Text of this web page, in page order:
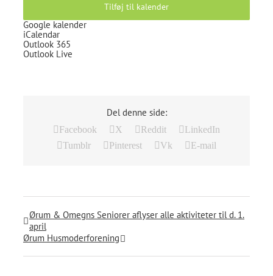
Tilføj til kalender
Google kalender
iCalendar
Outlook 365
Outlook Live
Del denne side:
Facebook X Reddit
LinkedIn
Tumblr
Pinterest Vk E-mail
Ørum & Omegns Seniorer aflyser alle aktiviteter til d. 1.
april
Ørum Husmoderforening